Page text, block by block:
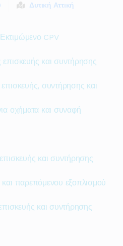
Δυτική Αττική
CPV
και συντήρησης
συντήρησης και
οχήματα και συναφή
και συντήρησης
παρεπόμενου εξοπλισμού
και συντήρησης